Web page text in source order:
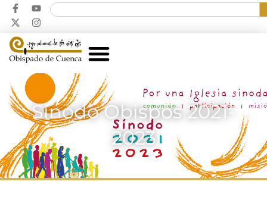
Sínodo Obispos 2021-
2023